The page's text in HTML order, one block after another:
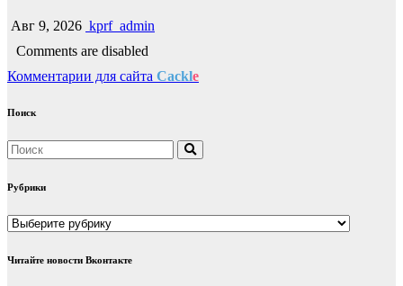
Авг 9, 2026 kprf_admin
Comments are disabled
Комментарии для сайта Cackle
Поиск
Рубрики
Рубрики
Читайте новости Вконтакте